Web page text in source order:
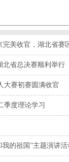
美收官，湖北省赛
北省总决赛顺利举行
大赛初赛圆满收官
季度理论学习
的祖国”主题演讲